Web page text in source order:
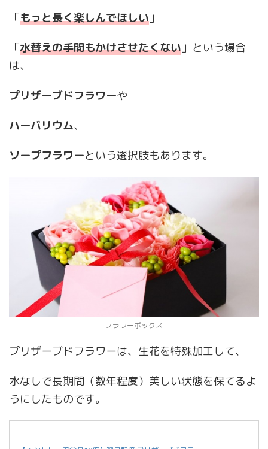
「もっと長く楽しんでほしい」
「水替えの手間もかけさせたくない」という場合
は、
プリザーブドフラワーや
ハーバリウム、
ソープフラワーという選択肢もあります。
フラワーボックス
プリザーブドフラワーは、生花を特殊加工して、
水なしで長期間（数年程度）美しい状態を保てるよ
うにしたものです。